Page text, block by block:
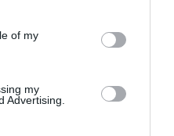
of my
my
Advertising.
participez
à son